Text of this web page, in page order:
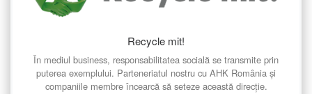
Recycle mit!
În mediul business, responsabilitatea socială se transmite prin
puterea exemplului. Parteneriatul nostru cu AHK România și
companiile membre încearcă să seteze această direcție.